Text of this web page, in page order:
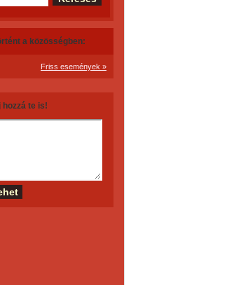
a közösségben:
Friss események »
hozzá te is!